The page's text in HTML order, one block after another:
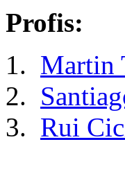
Profis:
Martin
Rui